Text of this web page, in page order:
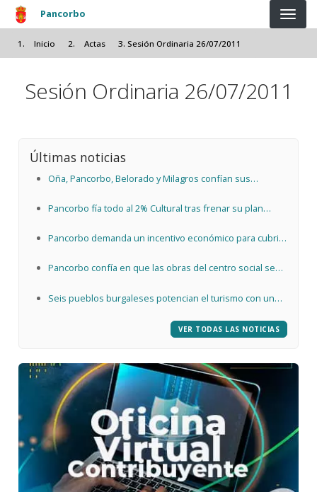
Pasar al contenido principal
Pancorbo
Inicio Actas Sesión Ordinaria 26/07/2011
Sesión Ordinaria 26/07/2011
Últimas noticias
Oña, Pancorbo, Belorado y Milagros confían sus
Pancorbo fía todo al 2% Cultural tras frenar su plan
Pancorbo demanda un incentivo económico para cubrir
Pancorbo confía en que las obras del centro social sean
Seis pueblos burgaleses potencian el turismo con un
VER TODAS LAS NOTICIAS